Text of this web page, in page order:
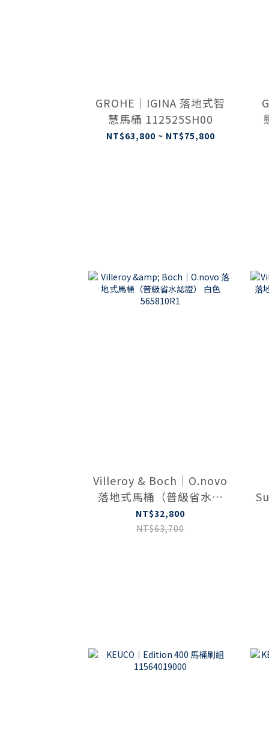
GROHE｜IGINA 落地式智
慧馬桶 112525SH00
NT$63,800 ~ NT$75,800
Villeroy & Boch｜O.novo
落地式馬桶（普級省水認
證） 白色 565810R1
NT$32,800
NT$63,700